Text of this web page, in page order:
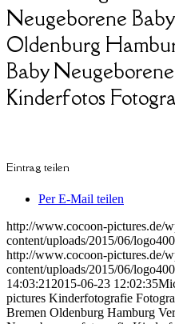
Neugeborene
Oldenburg
Baby
Kinderfotos
Eintrag teilen
Per E-Mail teilen
http://www.cocoon-pictures.de/
content/uploads/2015/06/
http://www.cocoon-pictures.de/
content/uploads/2015/06/
14:03:21 2015-06-23 12:02:35
pictures Kinderfotografie
Bremen Oldenburg Hamburg